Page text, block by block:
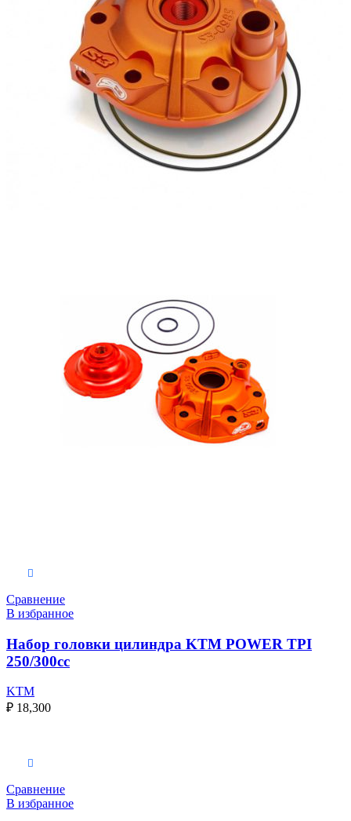
Сравнение
В избранное
Набор головки цилиндра KTM POWER TPI
250/300cc
KTM
₽ 18,300
Сравнение
В избранное